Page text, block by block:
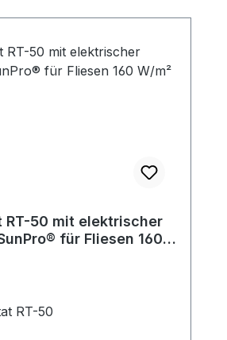
RT-50 mit elektrischer
für Fliesen 160
RT-50